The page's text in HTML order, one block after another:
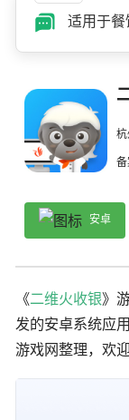
适用于
安卓
《二维火收银》
发的安卓系统应
游戏网整理，欢